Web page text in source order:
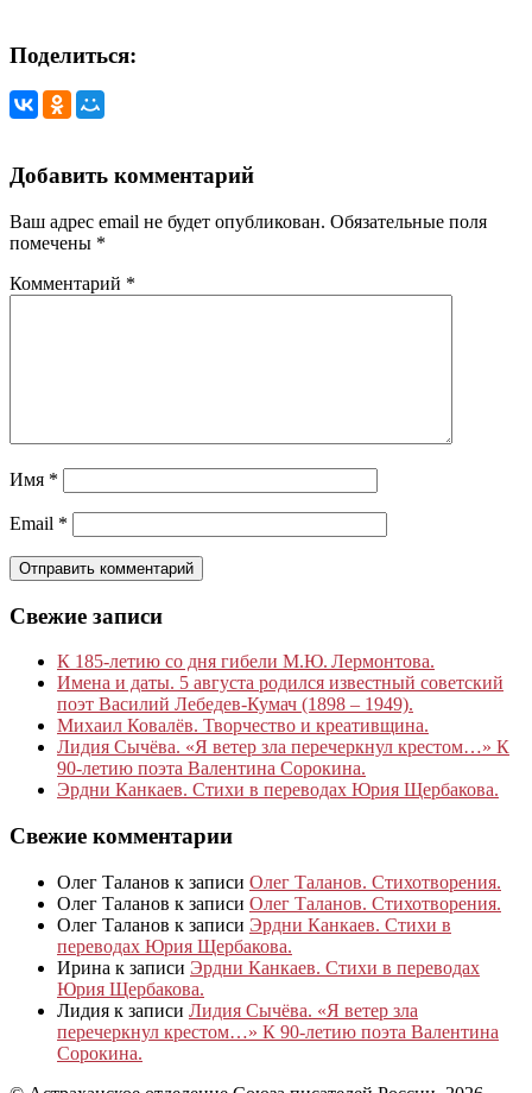
Поделиться:
Добавить комментарий
Ваш адрес email не будет опубликован. Обязательные поля
помечены *
Комментарий *
Имя *
Email *
Свежие записи
К 185‑летию со дня гибели М.Ю. Лермонтова.
Имена и даты. 5 августа родился известный советский
поэт Василий Лебедев-Кумач (1898 – 1949).
Михаил Ковалёв. Творчество и креативщина.
Лидия Сычёва. «Я ветер зла перечеркнул крестом…» К
90-летию поэта Валентина Сорокина.
Эрдни Канкаев. Стихи в переводах Юрия Щербакова.
Свежие комментарии
Олег Таланов к записи Олег Таланов. Стихотворения.
Олег Таланов к записи Олег Таланов. Стихотворения.
Олег Таланов к записи Эрдни Канкаев. Стихи в
переводах Юрия Щербакова.
Ирина к записи Эрдни Канкаев. Стихи в переводах
Юрия Щербакова.
Лидия к записи Лидия Сычёва. «Я ветер зла
перечеркнул крестом…» К 90-летию поэта Валентина
Сорокина.